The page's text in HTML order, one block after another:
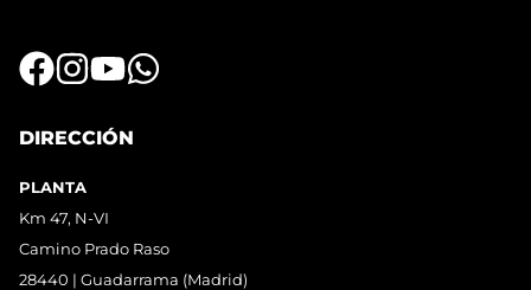
DIRECCIÓN
PLANTA
Km 47, N-VI
Camino Prado Raso
28440 | Guadarrama (Madrid)